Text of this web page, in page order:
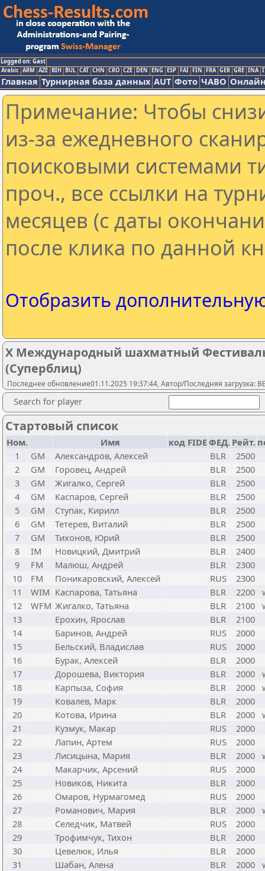
Logged on: Gast
Arabic ARM AZE BIH BUL CAT CHN CRO CZE DEN ENG ESP FAI FIN FRA GER GRE INA
Главная Турнирная база данных AUT Фото ЧАВО
Примечание: Чтобы
из-за ежедневного
поисковыми системами
проч., все ссылки на
месяцев (с даты
после клика по данной
Отобразить
X Международный шахматный
(Суперблиц)
Последнее обновление01.11.2025 19:37:44, Автор/Последняя загрузка:
Search for player
Стартовый список
Ном. Имя код FIDEФЕД. Рейт.
1
GM Александров, Алексей BLR
2500
2
GM Горовец, Андрей BLR
2500
3
GM Жигалко, Сергей BLR
2500
4
GM Каспаров, Сергей BLR
2500
5
GM Ступак, Кирилл BLR
2500
6
GM Тетерев, Виталий BLR
2500
7
GM Тихонов, Юрий BLR
2500
8
IM Новицкий, Дмитрий BLR
2400
9
FM Малюш, Андрей BLR
2300
10
FM Поникаровский, Алексей RUS
2300
11
WIM Каспарова, Татьяна BLR 2200
12
WFM Жигалко, Татьяна BLR 2100
13
Ерохин, Ярослав BLR
2100
14
Баринов, Андрей RUS
2000
15
Бельский, Владислав RUS
2000
16
Бурак, Алексей BLR
2000
17
Дорошева, Виктория BLR 2000
18
Карпыза, София BLR 2000
19
Ковалев, Марк BLR
2000
20
Котова, Ирина BLR 2000
21
Кузмук, Макар RUS
2000
22
Лапин, Артем RUS
2000
23
Лисицына, Мария BLR 2000
24
Макарчик, Арсений RUS
2000
25
Новиков, Никита BLR
2000
26
Омаров, Нурмагомед RUS
2000
27
Романович, Мария BLR 2000
28
Селедчик, Матвей RUS
2000
29
Трофимчук, Тихон BLR
2000
30
Цевелюк, Илья BLR
2000
31
Шабан, Алена BLR 2000